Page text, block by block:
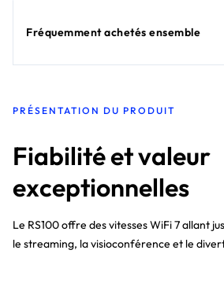
Fréquemment achetés ensemble
PRÉSENTATION DU PRODUIT
Fiabilité et valeur
exceptionnelles
Le RS100 offre des vitesses WiFi 7 allant
le streaming, la visioconférence et le